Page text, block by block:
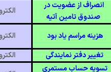
انصراف از عضویت در
صندوق تامین آتیه
هزینه مراسم یاد بود
تغییر دفتر نمایندگی